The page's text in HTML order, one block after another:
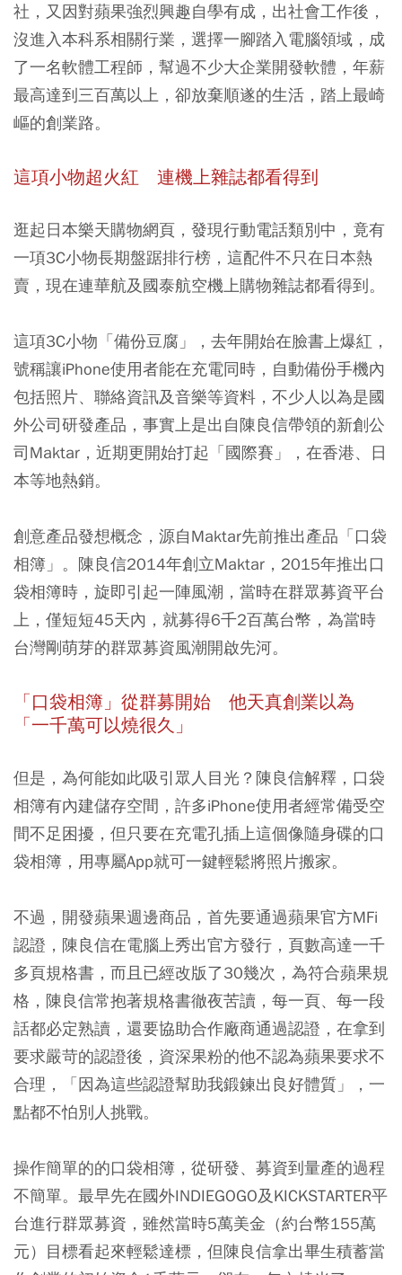
社，又因對蘋果強烈興趣自學有成，出社會工作後，
沒進入本科系相關行業，選擇一腳踏入電腦領域，成
了一名軟體工程師，幫過不少大企業開發軟體，年薪
最高達到三百萬以上，卻放棄順遂的生活，踏上最崎
嶇的創業路。
這項小物超火紅 連機上雜誌都看得到
逛起日本樂天購物網頁，發現行動電話類別中，竟有
一項3C小物長期盤踞排行榜，這配件不只在日本熱
賣，現在連華航及國泰航空機上購物雜誌都看得到。
這項3C小物「備份豆腐」，去年開始在臉書上爆紅，
號稱讓iPhone使用者能在充電同時，自動備份手機內
包括照片、聯絡資訊及音樂等資料，不少人以為是國
外公司研發產品，事實上是出自陳良信帶領的新創公
司Maktar，近期更開始打起「國際賽」，在香港、日
本等地熱銷。
創意產品發想概念，源自Maktar先前推出產品「口袋
相簿」。陳良信2014年創立Maktar，2015年推出口
袋相簿時，旋即引起一陣風潮，當時在群眾募資平台
上，僅短短45天內，就募得6千2百萬台幣，為當時
台灣剛萌芽的群眾募資風潮開啟先河。
「口袋相簿」從群募開始 他天真創業以為
「一千萬可以燒很久」
但是，為何能如此吸引眾人目光？陳良信解釋，口袋
相簿有內建儲存空間，許多iPhone使用者經常備受空
間不足困擾，但只要在充電孔插上這個像隨身碟的口
袋相簿，用專屬App就可一鍵輕鬆將照片搬家。
不過，開發蘋果週邊商品，首先要通過蘋果官方MFi
認證，陳良信在電腦上秀出官方發行，頁數高達一千
多頁規格書，而且已經改版了30幾次，為符合蘋果規
格，陳良信常抱著規格書徹夜苦讀，每一頁、每一段
話都必定熟讀，還要協助合作廠商通過認證，在拿到
要求嚴苛的認證後，資深果粉的他不認為蘋果要求不
合理，「因為這些認證幫助我鍛鍊出良好體質」，一
點都不怕別人挑戰。
操作簡單的的口袋相簿，從研發、募資到量產的過程
不簡單。最早先在國外INDIEGOGO及KICKSTARTER平
台進行群眾募資，雖然當時5萬美金（約台幣155萬
元）目標看起來輕鬆達標，但陳良信拿出畢生積蓄當